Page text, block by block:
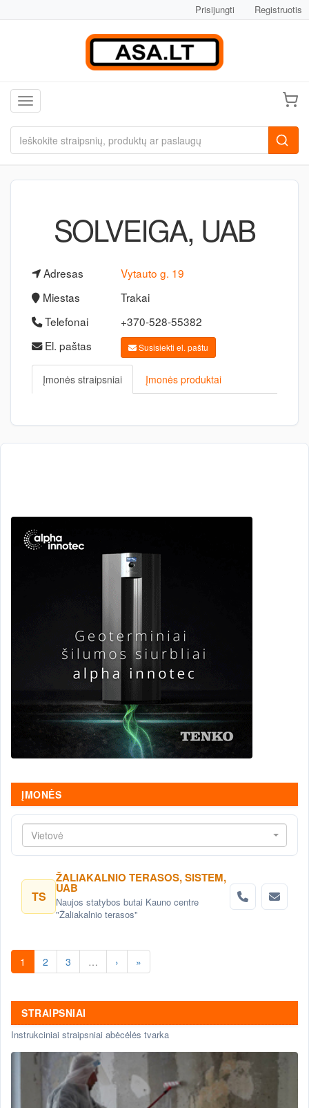
Prisijungti Registruotis
Toggle navigation
SOLVEIGA, UAB
Adresas
Vytauto g. 19
Miestas
Trakai
Telefonai
+370-528-55382
El. paštas
Susisiekti el. paštu
Įmonės straipsniai Įmonės produktai
ĮMONĖS
Vietovė
TS
ŽALIAKALNIO TERASOS, SISTEM,
UAB
Naujos statybos butai Kauno centre
"Žaliakalnio terasos"
1 2 3 … › »
STRAIPSNIAI
Instrukciniai straipsniai abėcėlės tvarka